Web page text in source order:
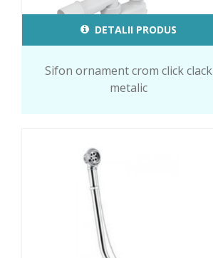
DETALII PRODUS
Sifon ornament crom click clack
metalic